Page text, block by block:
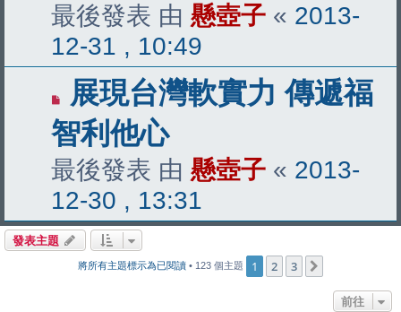
最後發表 由 懸壺子 « 2013-
12-31 , 10:49
展現台灣軟實力 傳遞福
智利他心
最後發表 由 懸壺子 « 2013-
12-30 , 13:31
發表主題
將所有主題標示為已閱讀 • 123 個主題 1 2 3
前往